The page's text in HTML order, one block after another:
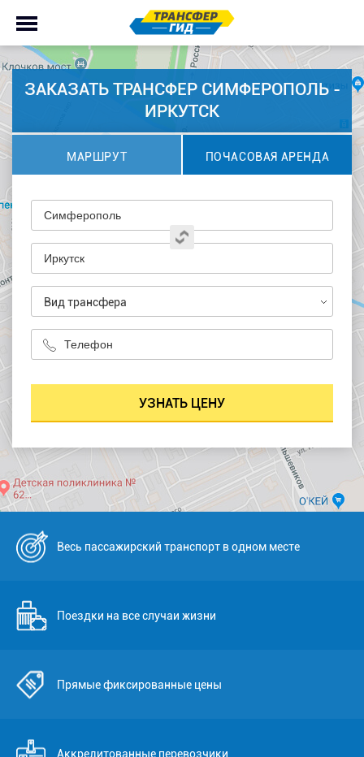
ЗАКАЗАТЬ ТРАНСФЕР СИМФЕРОПОЛЬ -
ИРКУТСК
МАРШРУТ ПОЧАСОВАЯ АРЕНДА
Вид трансфера
Весь пассажирский транспорт в одном месте
Поездки на все случаи жизни
Прямые фиксированные цены
Аккредитованные перевозчики